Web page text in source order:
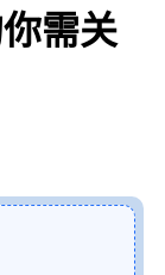
需关